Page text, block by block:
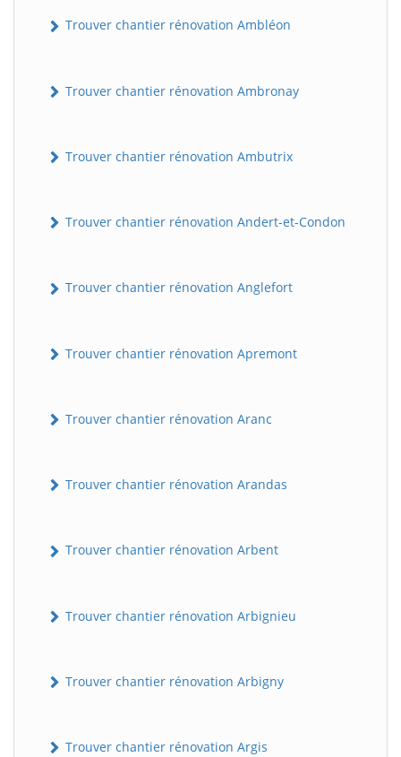
Trouver chantier rénovation Ambléon
Trouver chantier rénovation Ambronay
Trouver chantier rénovation Ambutrix
Trouver chantier rénovation Andert-et-Condon
Trouver chantier rénovation Anglefort
Trouver chantier rénovation Apremont
Trouver chantier rénovation Aranc
Trouver chantier rénovation Arandas
Trouver chantier rénovation Arbent
Trouver chantier rénovation Arbignieu
Trouver chantier rénovation Arbigny
Trouver chantier rénovation Argis